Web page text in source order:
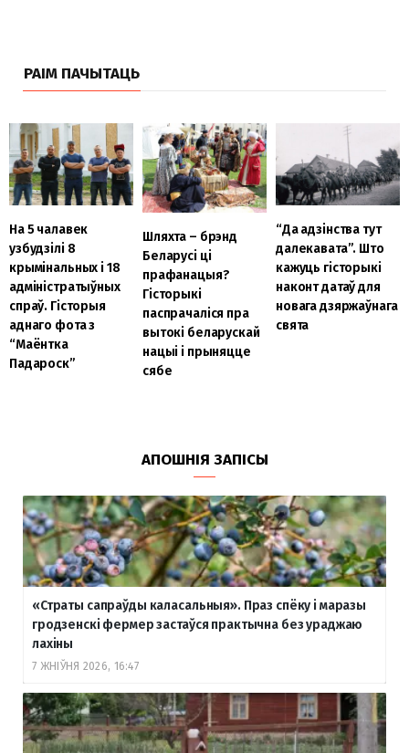
РАІМ ПАЧЫТАЦЬ
На 5 чалавек
узбудзілі 8
крымінальных і 18
адміністратыўных
спраў. Гісторыя
аднаго фота з
“Маёнтка
Падароск”
Шляхта – брэнд
Беларусі ці
прафанацыя?
Гісторыкі
паспрачаліся пра
вытокі беларускай
нацыі і прыняцце
сябе
“Да адзінства тут
далекавата”. Што
кажуць гісторыкі
наконт датаў для
новага дзяржаўнага
свята
АПОШНІЯ ЗАПІСЫ
«Страты сапраўды каласальныя». Праз спёку і маразы
гродзенскі фермер застаўся практычна без ураджаю
лахіны
7 ЖНІЎНЯ 2026, 16:47